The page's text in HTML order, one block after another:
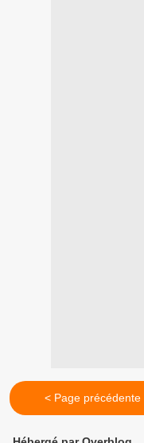
< Page précédente